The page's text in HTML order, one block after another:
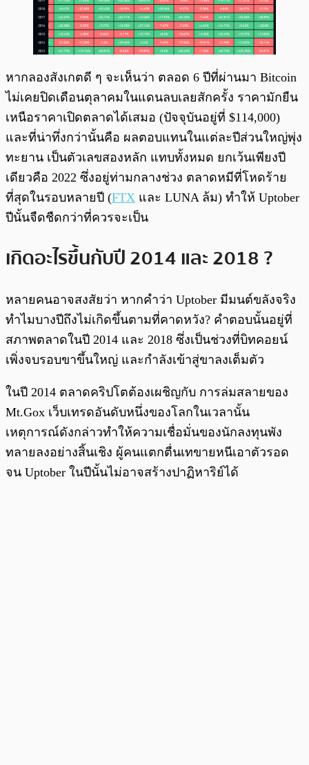
หากลองสังเกตดี ๆ จะเห็นว่า ตลอด 6 ปีที่ผ่านมา Bitcoin
ไม่เคยปิดเดือนตุลาคมในแดนลบเลยสักครั้ง ราคามักยืน
เหนือราคาเปิดตลาดได้เสมอ (ปัจจุบันอยู่ที่ $114,000)
และที่น่าทึ่งกว่านั้นคือ ผลตอบแทนในแต่ละปีส่วนใหญ่พุ่ง
ทะยาน เป็นตัวเลขสองหลัก แทบทั้งหมด ยกเว้นเพียงปี
เดียวคือ 2022 ซึ่งอยู่ท่ามกลางช่วง ตลาดหมีที่โหดร้าย
ที่สุดในรอบหลายปี (FTX และ LUNA ล้ม) ทำให้ Uptober
ปีนั้นจืดชืดกว่าที่ควรจะเป็น
เกิดอะไรขึ้นกับปี 2014 และ 2018 ?
หลายคนอาจสงสัยว่า หากคำว่า Uptober มีมนต์ขลังจริง
ทำไมบางปีถึงไม่เกิดขึ้นตามที่คาดหวัง? คำตอบนั้นอยู่ที่
สภาพตลาดในปี 2014 และ 2018 ซึ่งเป็นช่วงที่บิทคอยน์
เพิ่งจบรอบขาขึ้นใหญ่ และกำลังเข้าสู่ขาลงเต็มตัว
ในปี 2014 ตลาดคริปโตต้องเผชิญกับ การล่มสลายของ
Mt.Gox เว็บเทรดอันดับหนึ่งของโลกในเวลานั้น
เหตุการณ์ดังกล่าวทำให้ความเชื่อมั่นของนักลงทุนพัง
ทลายลงอย่างสิ้นเชิง ผู้คนแตกตื่นเทขายหนีเอาตัวรอด
จน Uptober ในปีนั้นไม่อาจสร้างปาฏิหาริย์ได้